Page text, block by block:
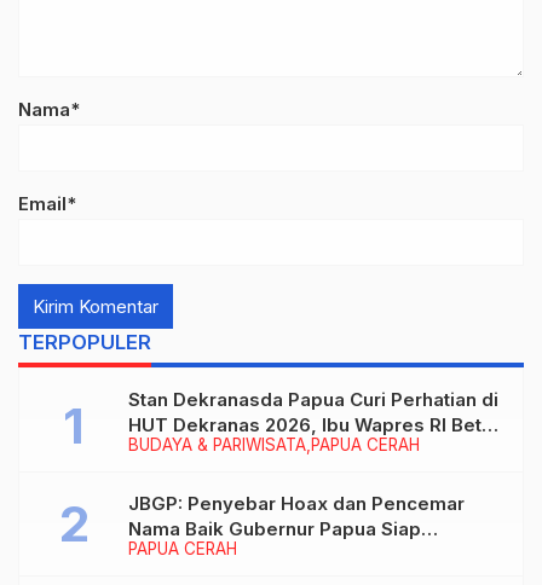
Nama*
Email*
TERPOPULER
BUDAYA & PARIWISATA PAPUA CERAH
Stan Dekranasda Papua Curi Perhatian di
HUT Dekranas 2026, Ibu Wapres RI Betah
Menikmati Karya Perajin
PAPUA CERAH
JBGP: Penyebar Hoax dan Pencemar
Nama Baik Gubernur Papua Siap
Berhadapan dengan Hukum!